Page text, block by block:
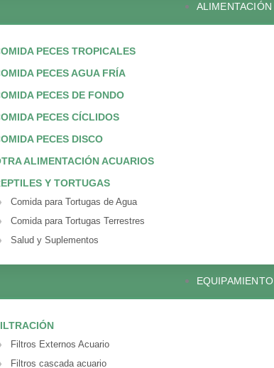
ALIMENTACIÓN
PECES TROPICALES
PECES AGUA FRÍA
PECES DE FONDO
PECES CÍCLIDOS
PECES DISCO
ALIMENTACIÓN ACUARIOS
Y TORTUGAS
Comida para Tortugas de Agua
Comida para Tortugas Terrestres
Salud y Suplementos
EQUIPAMIENTO
Filtros Externos Acuario
Filtros cascada acuario